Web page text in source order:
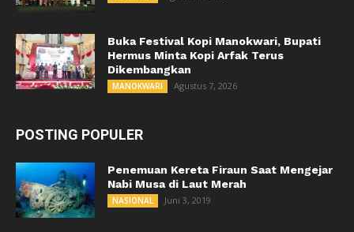
Buka Festival Kopi Manokwari, Bupati
Hermus Minta Kopi Arfak Terus
Dikembangkan
MANOKWARI Agustus 7, 2026
POSTING POPULER
Penemuan Kereta Firaun Saat Mengejar
Nabi Musa di Laut Merah
NASIONAL Juni 3, 2019